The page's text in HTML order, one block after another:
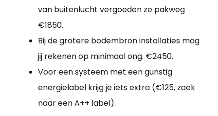
van buitenlucht vergoeden ze pakweg
€1850.
Bij de grotere bodembron installaties mag
jij rekenen op minimaal ong. €2450.
Voor een systeem met een gunstig
energielabel krijg je iets extra (€125, zoek
naar een A++ label).